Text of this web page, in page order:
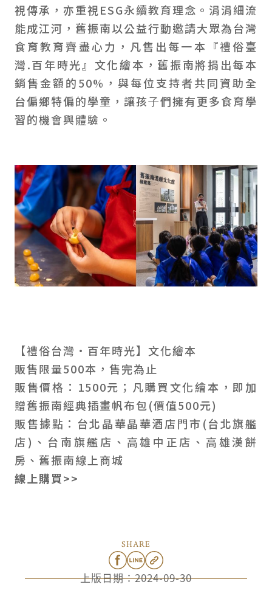
視傳承，亦重視ESG永續教育理念。涓涓細流
能成江河，舊振南以公益行動邀請大眾為台灣
食育教育齊盡心力，凡售出每一本『禮俗臺
灣.百年時光』文化繪本，舊振南將捐出每本
銷售金額的50%，與每位支持者共同資助全
台偏鄉特偏的學童，讓孩⼦們擁有更多食育學
習的機會與體驗。
【禮俗台灣•百年時光】文化繪本
販售限量500本，售完為止
販售價格：1500元；凡購買文化繪本，即加
贈舊振南經典插畫帆布包(價值500元)
販售據點：台北晶華晶華酒店門市(台北旗艦
店)、台南旗艦店、高雄中正店、高雄漢餅
房、舊振南線上商城
線上購買>>
上版日期：2024-09-30
SHARE